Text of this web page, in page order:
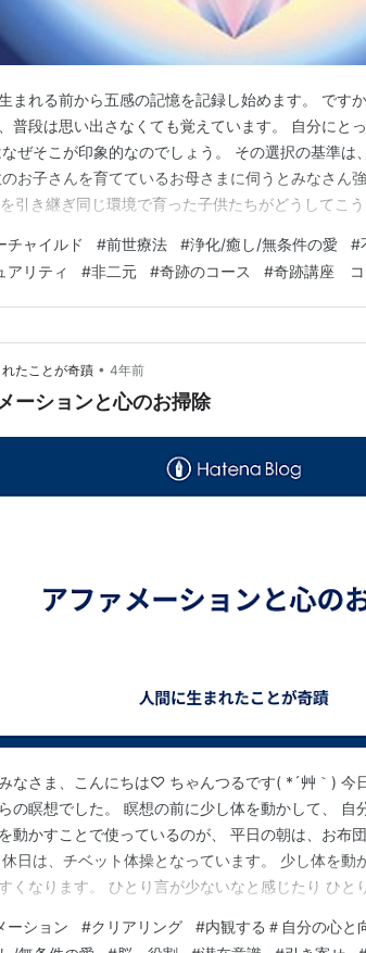
まれる前から五感の記憶を記録し始めます。 です
普段は思い出さなくても覚えています。 自分にと
ぜそこが印象的なのでしょう。 その選択の基準は
お子さんを育てているお母さまに伺うとみなさん
引き継ぎ同じ環境で育った子供たちがどうしてこ
け取るところが違う。 この違いはどこから来るの
私は理解しています。 赤ちゃんは無垢でまっ…
チャイルド #前世療法 #浄化/癒し/無条件の愛 #
アリティ #非二元 #奇跡のコース #奇跡講座 コ
れたことが奇蹟 • 4年前
ーションと心のお掃除
なさま、こんにちは♡ ちゃんつるです( *´艸｀) 今
の瞑想でした。 瞑想の前に少し体を動かして、 自
動かすことで使っているのが、 平日の朝は、お布
日は、チベット体操となっています。 少し体を動
くなります。 ひとり言が少ないなと感じたり ひと
想が終わると、アファメーションをします。 アファ
ーション #クリアリング #内観する＃自分の心と